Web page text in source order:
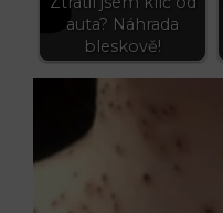
auta? Náhrada
bleskově!